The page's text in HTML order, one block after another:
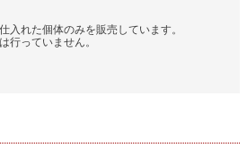
入れた個体のみを販売しています。
行っていません。